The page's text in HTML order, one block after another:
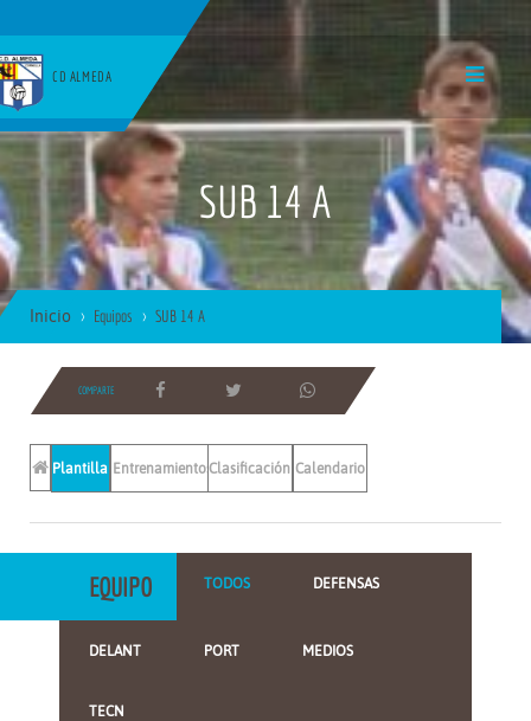
CD ALMEDA
SUB 14 A
Inicio Equipos SUB 14 A
COMPARTE
Plantilla EntrenamientosClasificación Calendario
EQUIPO TODOS DEFENSAS
DELANT PORT MEDIOS
TECN